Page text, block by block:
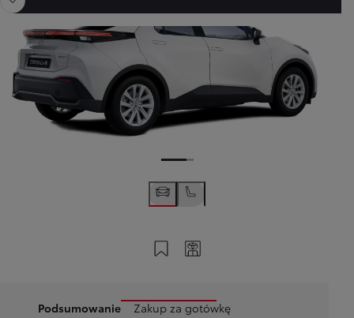
Zapisz na swoim koncie
Podsumowanie Zakup za gotówkę